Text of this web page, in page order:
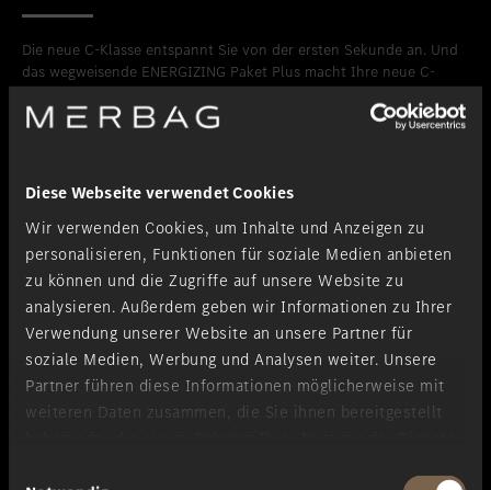
Diese Webseite verwendet Cookies
Wir verwenden Cookies, um Inhalte und Anzeigen zu
personalisieren, Funktionen für soziale Medien anbieten
zu können und die Zugriffe auf unsere Website zu
analysieren. Außerdem geben wir Informationen zu Ihrer
Verwendung unserer Website an unsere Partner für
soziale Medien, Werbung und Analysen weiter. Unsere
Partner führen diese Informationen möglicherweise mit
weiteren Daten zusammen, die Sie ihnen bereitgestellt
Die neue C-Klasse entspannt Sie von der ersten Sekunde an. Und
das wegweisende ENERGIZING Paket Plus macht Ihre neue C-
Klasse in jeder Situation zur Erhol-Oase. Entdecken Sie die
umfangreichen Komforthighlights in der neuen C-Klasse